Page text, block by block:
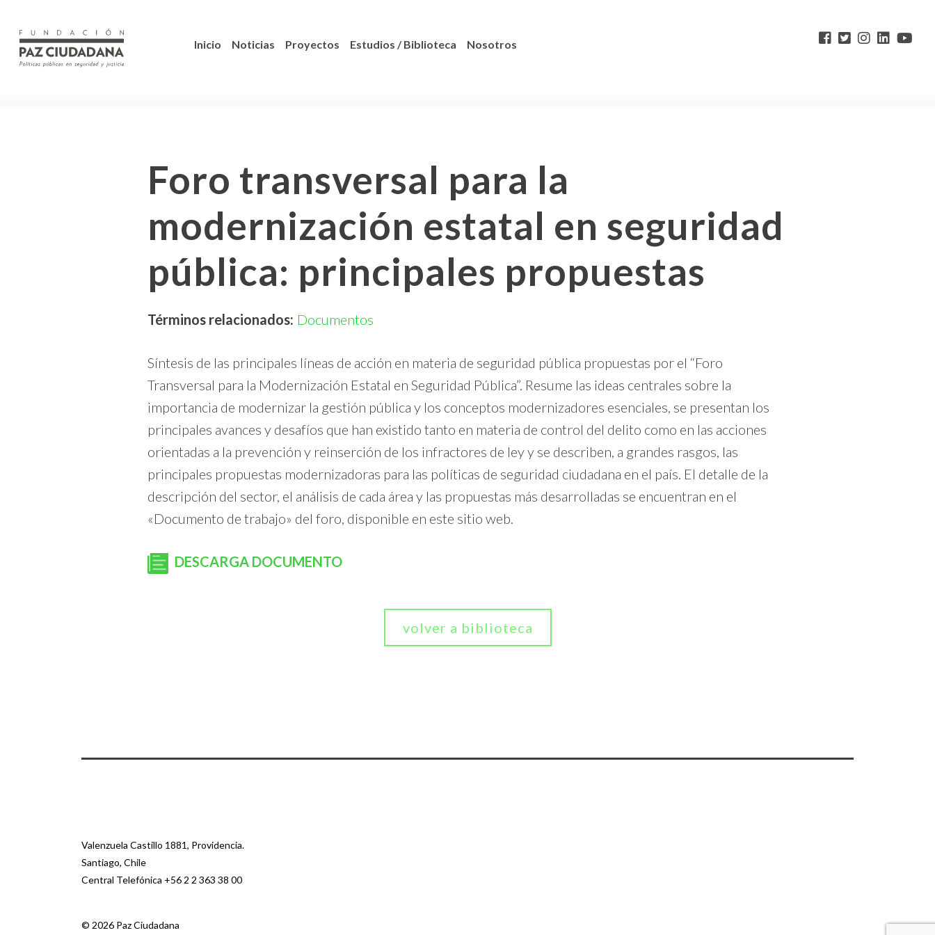
Inicio Noticias Proyectos Estudios / Biblioteca Nosotros
Foro transversal para la
modernización estatal en seguridad
pública: principales propuestas
Términos relacionados: Documentos
Síntesis de las principales líneas de acción en materia de seguridad pública propuestas por el “Foro
Transversal para la Modernización Estatal en Seguridad Pública”. Resume las ideas centrales sobre la
importancia de modernizar la gestión pública y los conceptos modernizadores esenciales, se presentan los
principales avances y desafíos que han existido tanto en materia de control del delito como en las acciones
orientadas a la prevención y reinserción de los infractores de ley y se describen, a grandes rasgos, las
principales propuestas modernizadoras para las políticas de seguridad ciudadana en el país. El detalle de la
descripción del sector, el análisis de cada área y las propuestas más desarrolladas se encuentran en el
«Documento de trabajo» del foro, disponible en este sitio web.
DESCARGA DOCUMENTO
volver a biblioteca
Valenzuela Castillo 1881, Providencia.
Santiago, Chile
Central Telefónica +56 2 2 363 38 00
© 2026 Paz Ciudadana